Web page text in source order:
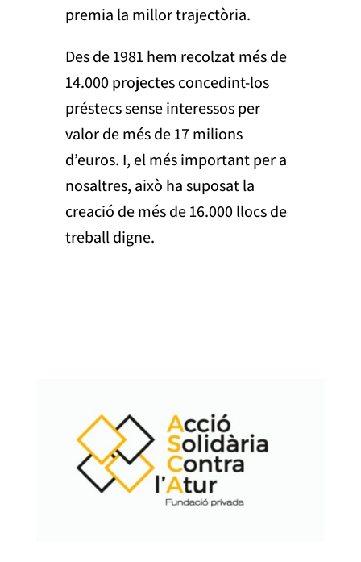
premia la millor trajectòria.
Des de 1981 hem recolzat més de
14.000 projectes concedint-los
préstecs sense interessos per
valor de més de 17 milions
d’euros. I, el més important per a
nosaltres, això ha suposat la
creació de més de 16.000 llocs de
treball digne.